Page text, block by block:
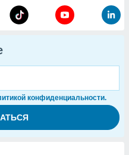
конфиденциальности.